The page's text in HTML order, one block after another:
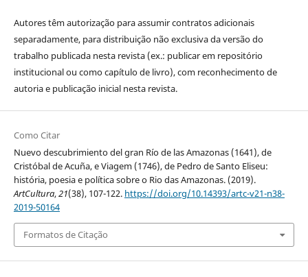
Autores têm autorização para assumir contratos adicionais
separadamente, para distribuição não exclusiva da versão do
trabalho publicada nesta revista (ex.: publicar em repositório
institucional ou como capítulo de livro), com reconhecimento de
autoria e publicação inicial nesta revista.
Como Citar
Nuevo descubrimiento del gran Río de las Amazonas (1641), de
Cristóbal de Acuña, e Viagem (1746), de Pedro de Santo Eliseu:
história, poesia e política sobre o Rio das Amazonas. (2019).
ArtCultura,21(38), 107-122. https://doi.org/10.14393/artc-v21-n38-
2019-50164
Formatos de Citação